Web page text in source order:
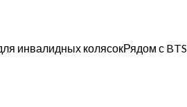
инвалидных колясокРядом с BTS